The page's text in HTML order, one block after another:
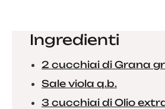
Ingredienti
2 cucchiai di Grana
Sale viola q.b.
3 cucchiai di Olio